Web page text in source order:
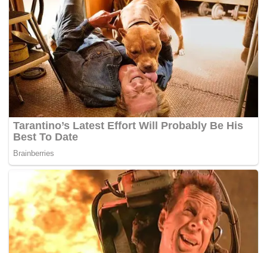
“Ada juga yang menjadikannya sebagai serbuk dan
menjual dalam bentuk pil secara berleluasa di Internet. Ini
yang kita mahu bendung kerana ia akan memberi kesan
kepada masyarakat khususnya kepada golongan muda
masa kini,” katanya. – BERNAMA
Tags: ketum